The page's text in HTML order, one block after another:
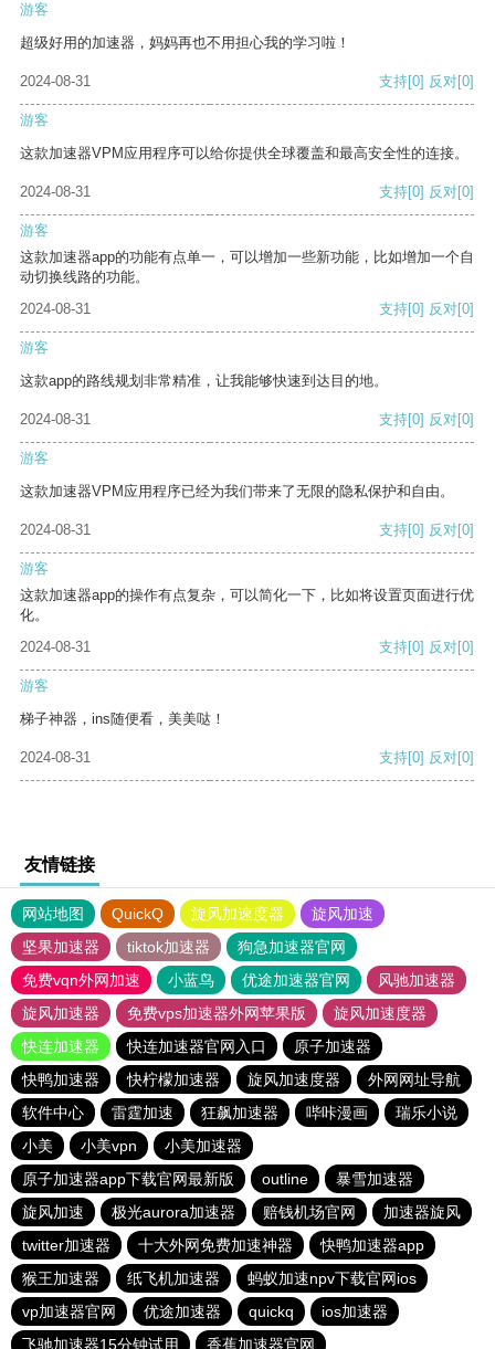
游客
超级好用的加速器，妈妈再也不用担心我的学习啦！
2024-08-31 支持[0] 反对[0]
游客
这款加速器VPM应用程序可以给你提供全球覆盖和最高安全性的连接。
2024-08-31 支持[0] 反对[0]
游客
这款加速器app的功能有点单一，可以增加一些新功能，比如增加一个自
动切换线路的功能。
2024-08-31
支持[0] 反对[0]
游客
这款app的路线规划非常精准，让我能够快速到达目的地。
2024-08-31 支持[0] 反对[0]
游客
这款加速器VPM应用程序已经为我们带来了无限的隐私保护和自由。
2024-08-31 支持[0] 反对[0]
游客
这款加速器app的操作有点复杂，可以简化一下，比如将设置页面进行优
化。
2024-08-31
支持[0] 反对[0]
游客
梯子神器，ins随便看，美美哒！
2024-08-31 支持[0] 反对[0]
友情链接
网站地图 QuickQ 旋风加速度器
旋风加速
坚果加速器
tiktok加速器
狗急加速器官网
免费vqn外网加速
小蓝鸟 优途加速器官网
风驰加速器
旋风加速器
免费vps加速器外网苹果版
旋风加速度器
快连加速器
快连加速器官网入口
原子加速器
快鸭加速器
快柠檬加速器 旋风加速度器
外网网址导航
软件中心
雷霆加速 狂飙加速器 哔咔漫画
瑞乐小说
小美
小美vpn
小美加速器
原子加速器app下载官网最新版
outline
暴雪加速器
旋风加速
极光aurora加速器 赔钱机场官网
加速器旋风
twitter加速器
十大外网免费加速神器
快鸭加速器app
猴王加速器
纸飞机加速器
蚂蚁加速npv下载官网ios
vp加速器官网
优途加速器 quickq
ios加速器
飞驰加速器15分钟试用
香蕉加速器官网